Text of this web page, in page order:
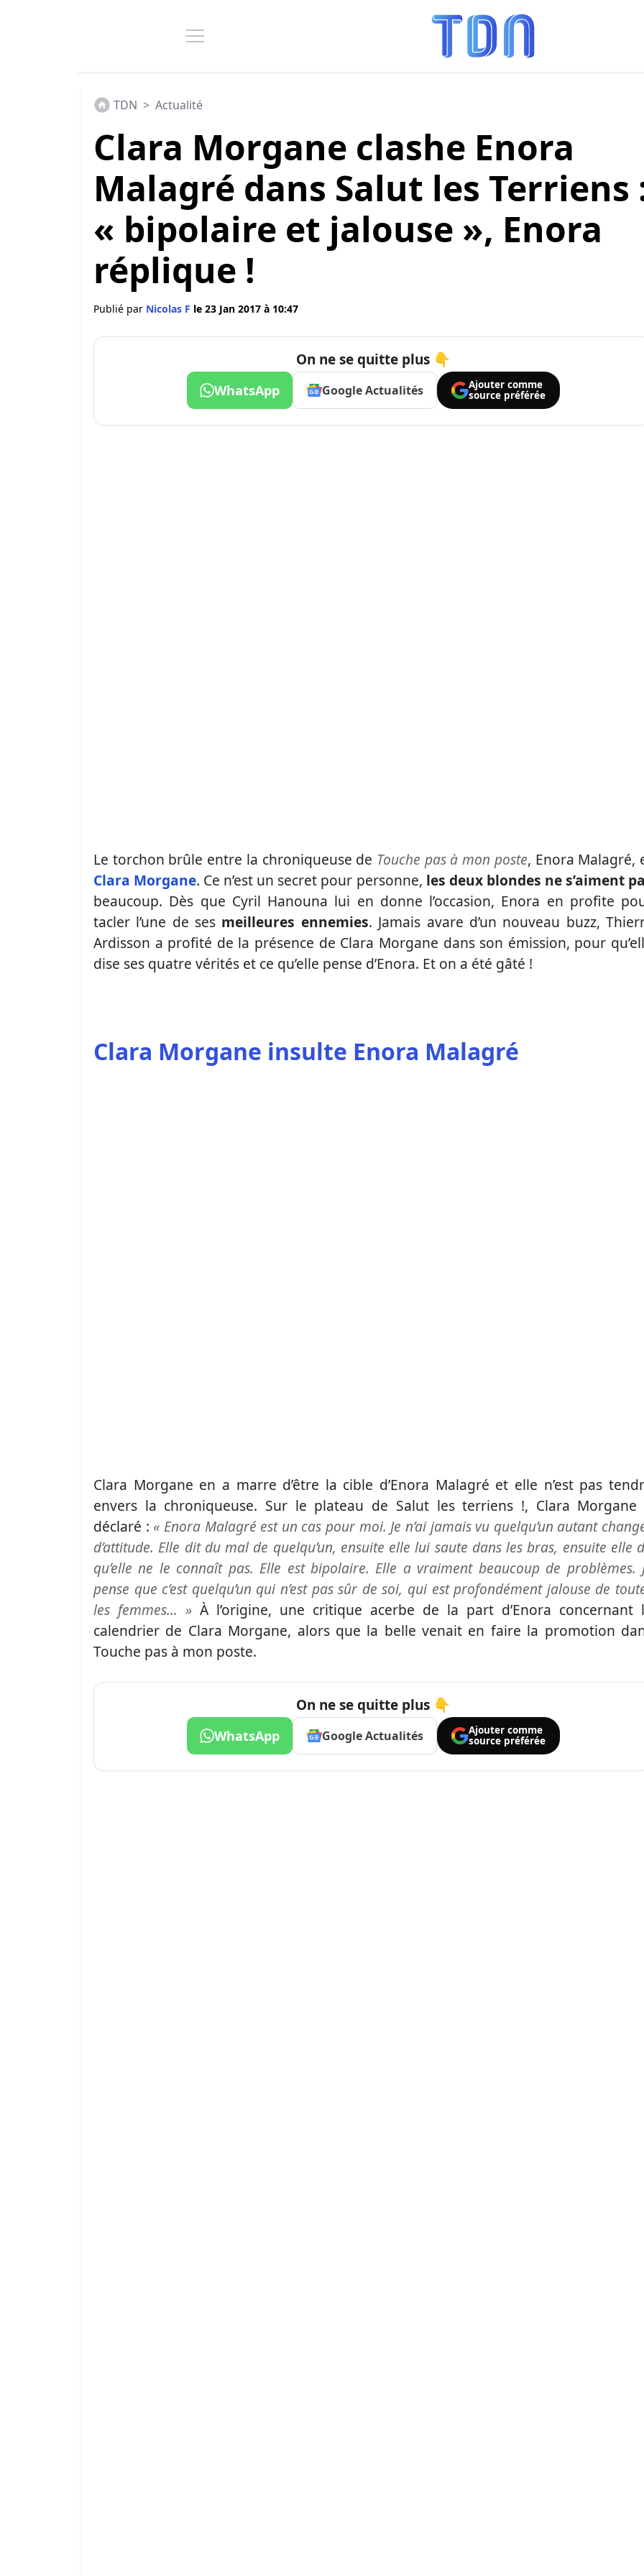
TDN > Actualité
Clara Morgane clashe Enora
Malagré dans Salut les Terriens
« bipolaire et jalouse », Enora
réplique !
Publié par Nicolas F le 23 Jan 2017 à 10:47
On ne se quitte plus 👇
WhatsApp Google Actualités
Ajouter comme
source préférée
Le torchon brûle entre la chroniqueuse de Touche pas à mon poste, Enora Malagré,
Clara Morgane. Ce n’est un secret pour personne, les deux blondes ne s’aiment
beaucoup. Dès que Cyril Hanouna lui en donne l’occasion, Enora en profite
tacler l’une de ses meilleures ennemies. Jamais avare d’un nouveau buzz,
Ardisson a profité de la présence de Clara Morgane dans son émission, pour
dise ses quatre vérités et ce qu’elle pense d’Enora. Et on a été gâté !
Clara Morgane insulte Enora Malagré
Clara Morgane en a marre d’être la cible d’Enora Malagré et elle n’est pas
envers la chroniqueuse. Sur le plateau de Salut les terriens !, Clara Morgane
déclaré : « Enora Malagré est un cas pour moi. Je n’ai jamais vu quelqu’un autant
d’attitude. Elle dit du mal de quelqu’un, ensuite elle lui saute dans les bras, ensuite elle
qu’elle ne le connaît pas. Elle est bipolaire. Elle a vraiment beaucoup de problèmes.
pense que c’est quelqu’un qui n’est pas sûr de soi, qui est profondément jalouse de
les femmes… » À l’origine, une critique acerbe de la part d’Enora concernant
calendrier de Clara Morgane, alors que la belle venait en faire la promotion
Touche pas à mon poste.
On ne se quitte plus 👇
WhatsApp Google Actualités
Ajouter comme
source préférée